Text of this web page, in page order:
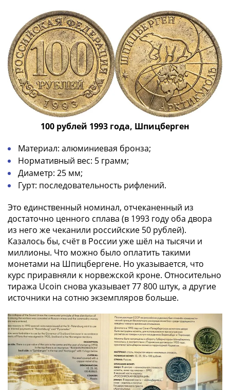
100 рублей 1993 года, Шпицберген
Материал: алюминиевая бронза;
Нормативный вес: 5 грамм;
Диаметр: 25 мм;
Гурт: последовательность рифлений.
Это единственный номинал, отчеканенный из
достаточно ценного сплава (в 1993 году оба двора
из него же чеканили российские 50 рублей).
Казалось бы, счёт в России уже шёл на тысячи и
миллионы. Что можно было оплатить такими
монетами на Шпицбергене. Но указывается, что
курс приравняли к норвежской кроне. Относительно
тиража Ucoin снова указывает 77 800 штук, а другие
источники на сотню экземпляров больше.